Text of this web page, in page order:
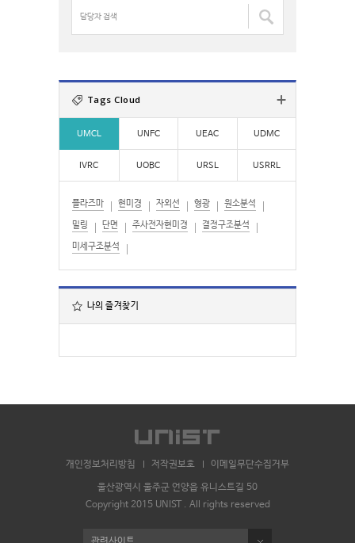
:자
:
Tags Cloud
UMCL UNFC UEAC UDMC
IVRC UOBC URSL USRRL
플라즈마 현미경 자외선 형광 원소분석
밀링 단면 주사전자현미경 결정구조분석
미세구조분석
나의 즐겨찾기
개인정보처리방침 저작권보호 이메일무단수집거부
울산광역시 울주군 언양읍 유니스트길 50
Copyright 2015 UNIST . All rights reserved